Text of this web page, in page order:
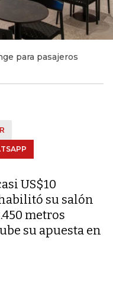
para pasajeros
US$10
su salón
metros
su apuesta en